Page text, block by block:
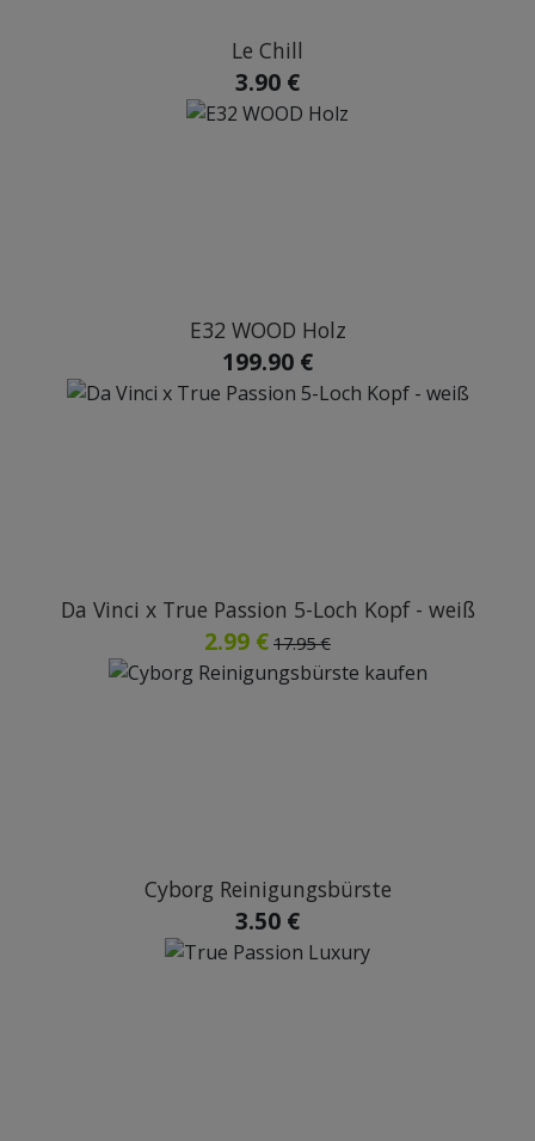
Le Chill
3.90 €
E32 WOOD Holz
199.90 €
Da Vinci x True Passion 5-Loch Kopf - weiß
2.99 € 17.95 €
Cyborg Reinigungsbürste
3.50 €